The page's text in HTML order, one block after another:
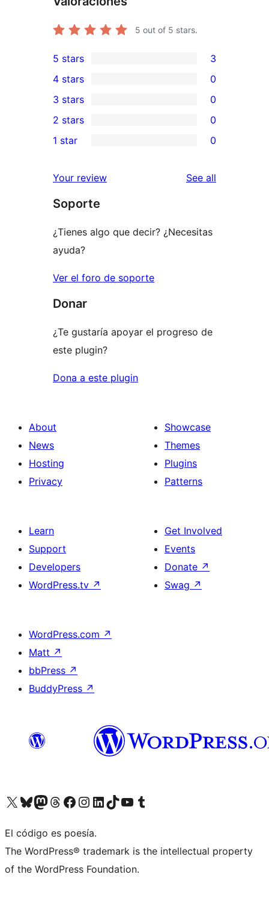
5 out of 5 stars.
3
5-
star
reviews
5 stars 3
4-
star
reviews
4 stars 0
0
3-
star
3 stars 0
2-
reviews
2 stars 0
star
reviews
1 star 0
Your review See all
Soporte
¿Tienes algo que decir? ¿Necesitas
ayuda?
Ver el foro de soporte
Donar
¿Te gustaría apoyar el progreso de
este plugin?
Dona a este plugin
About
News
Hosting
Privacy
Showcase
Themes
Plugins
Patterns
Learn
Support
Developers
WordPress.tv ↗
Get Involved
Events
Donate ↗
Swag ↗
WordPress.com ↗
Matt ↗
bbPress ↗
BuddyPress ↗
Visit our X (formerly Twitter) account
Visit our Bluesky account
Visit our Mastodon account
Visit our Threads account
Visit our Facebook page
Visit our Instagram account
Visit our LinkedIn account
Visit our TikTok account
Visit our YouTube channel
Visit our Tumblr account
El código es poesía.
The WordPress® trademark is the intellectual property
of the WordPress Foundation.